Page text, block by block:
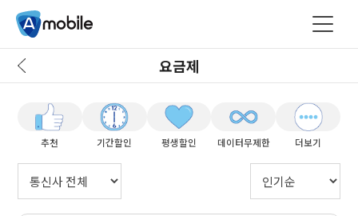
요금제
추천 기간할인 평생할인 데이터무제한 더보기